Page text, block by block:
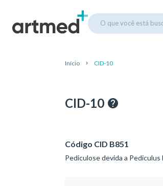
O que você está
Início CID-10
CID-10
Código CID B851
Pediculose devida a